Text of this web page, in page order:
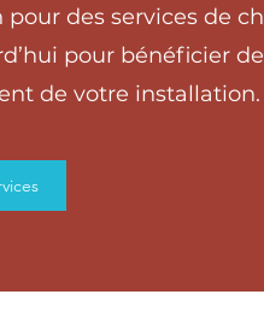
des services de
pour bénéficier
de votre installation.